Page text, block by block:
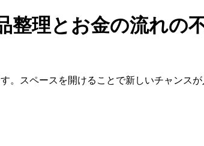
整理とお金の流れの
。スペースを開けることで新しいチャンス